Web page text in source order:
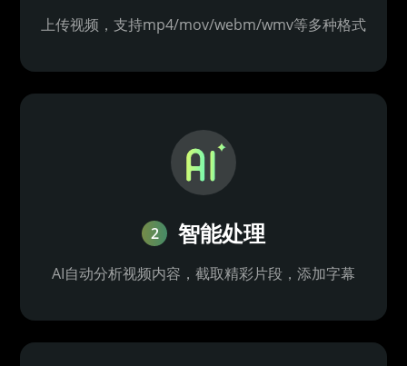
上传视频，支持mp4/mov/webm/wmv等多种格式
2 智能处理
AI自动分析视频内容，截取精彩片段，添加字幕